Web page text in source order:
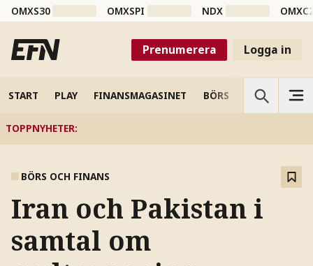
OMXS30 OMXSPI NDX
Prenumerera Logga in
START PLAY FINANSMAGASINET BÖRS VETENSKAP
TOPPNYHETER:
BÖRS OCH FINANS
Iran och Pakistan i
samtal om